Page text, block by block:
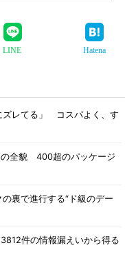
LINE Hatena
ズレてる」 コスパよく、す
の全貌 400超のパッケージ
裏で進行する“ド級のデー
件の情報漏えいから得る